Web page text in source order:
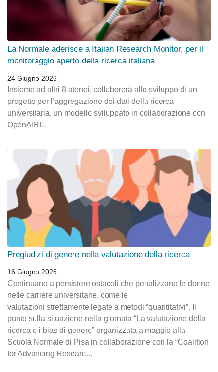
La Normale aderisce a Italian Research Monitor, per il
monitoraggio aperto della ricerca italiana
24 Giugno 2026
Insieme ad altri 8 atenei, collaborerà allo sviluppo di un
progetto per l’aggregazione dei dati della ricerca
universitaria, un modello sviluppato in collaborazione con
OpenAIRE.
Pregiudizi di genere nella valutazione della ricerca
16 Giugno 2026
Continuano a persistere ostacoli che penalizzano le donne
nelle carriere universitarie, come le
valutazioni strettamente legate a metodi “quantitativi”. Il
punto sulla situazione nella giornata “La valutazione della
ricerca e i bias di genere” organizzata a maggio alla
Scuola Normale di Pisa in collaborazione con la “Coalition
for Advancing Researc…